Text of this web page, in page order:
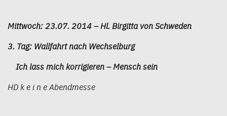
Mittwoch: 23.07. 2014 – Hl. Birgitta von Schweden
3. Tag: Wallfahrt nach Wechselburg
Ich lass mich korrigieren – Mensch sein
HD k e i n e Abendmesse